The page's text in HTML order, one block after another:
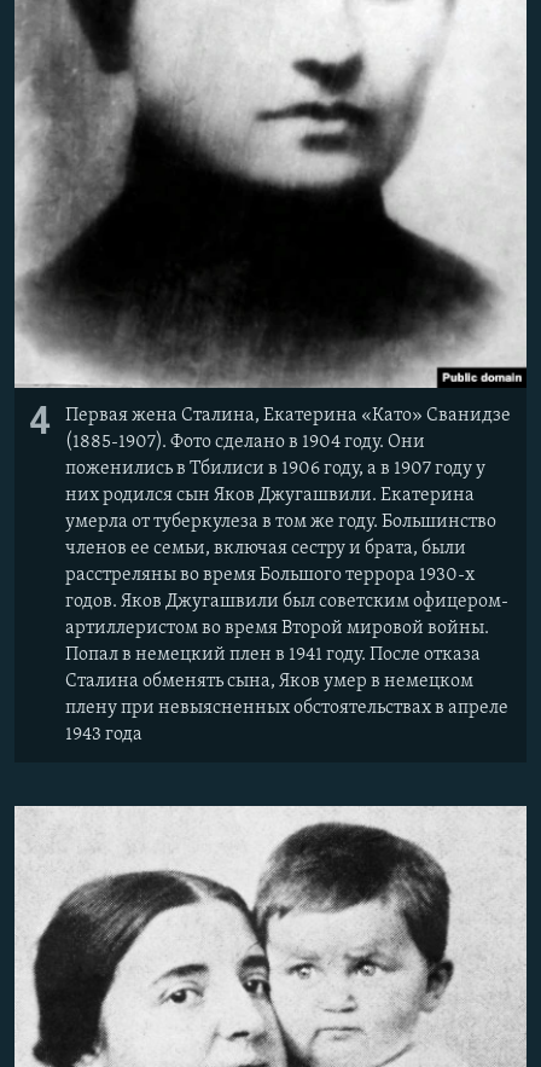
4
Первая жена Сталина, Екатерина «Като» Сванидзе
(1885-1907). Фото сделано в 1904 году. Они
поженились в Тбилиси в 1906 году, а в 1907 году у
них родился сын Яков Джугашвили. Екатерина
умерла от туберкулеза в том же году. Большинство
членов ее семьи, включая сестру и брата, были
расстреляны во время Большого террора 1930-х
годов. Яков Джугашвили был советским офицером-
артиллеристом во время Второй мировой войны.
Попал в немецкий плен в 1941 году. После отказа
Сталина обменять сына, Яков умер в немецком
плену при невыясненных обстоятельствах в апреле
1943 года